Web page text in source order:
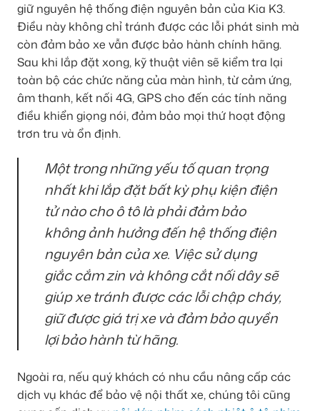
giữ nguyên hệ thống điện nguyên bản của Kia K3.
Điều này không chỉ tránh được các lỗi phát sinh mà
còn đảm bảo xe vẫn được bảo hành chính hãng.
Sau khi lắp đặt xong, kỹ thuật viên sẽ kiểm tra lại
toàn bộ các chức năng của màn hình, từ cảm ứng,
âm thanh, kết nối 4G, GPS cho đến các tính năng
điều khiển giọng nói, đảm bảo mọi thứ hoạt động
trơn tru và ổn định.
Một trong những yếu tố quan trọng
nhất khi lắp đặt bất kỳ phụ kiện điện
tử nào cho ô tô là phải đảm bảo
không ảnh hưởng đến hệ thống điện
nguyên bản của xe. Việc sử dụng
giắc cắm zin và không cắt nối dây sẽ
giúp xe tránh được các lỗi chập cháy,
giữ được giá trị xe và đảm bảo quyền
lợi bảo hành từ hãng.
Ngoài ra, nếu quý khách có nhu cầu nâng cấp các
dịch vụ khác để bảo vệ nội thất xe, chúng tôi cũng